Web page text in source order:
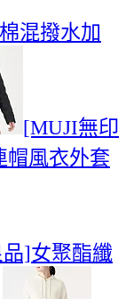
混撥水加
[MUJI無印
帽風衣外套
]女聚酯纖